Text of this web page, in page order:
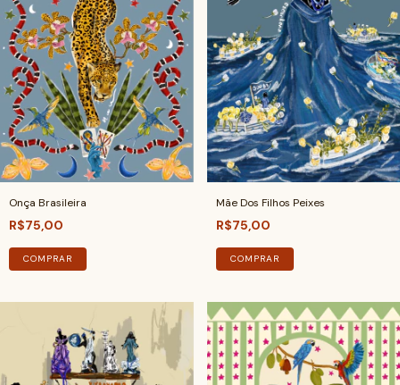
Onça Brasileira
R$75,00
COMPRAR
Mãe Dos Filhos Peixes
R$75,00
COMPRAR